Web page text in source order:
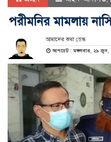
পরীমনির মামলায়
আমাদের কথা ডেস্ক
আপডেট : মঙ্গলবার, ২৯ জুন,